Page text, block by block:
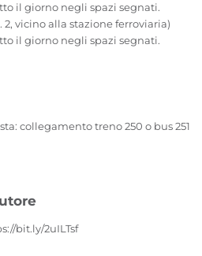
il giorno negli spazi segnati.
vicino alla stazione ferroviaria)
il giorno negli spazi segnati.
collegamento treno 250 o bus 251
bit.ly/2uILTsf